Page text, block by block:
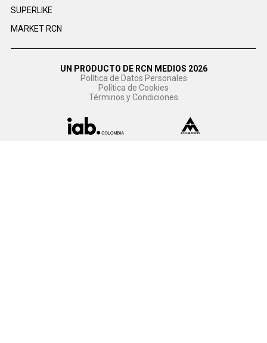
SUPERLIKE
MARKET RCN
UN PRODUCTO DE RCN MEDIOS 2026
Política de Datos Personales
Política de Cookies
Términos y Condiciones